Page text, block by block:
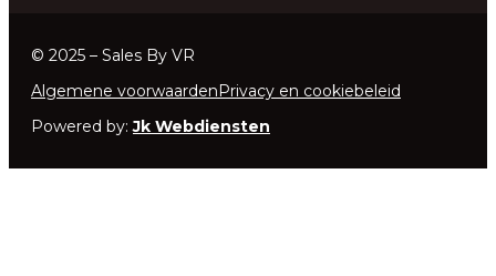
© 2025 – Sales By VR
Algemene voorwaarden Privacy en cookiebeleid
Powered by:Jk Webdiensten